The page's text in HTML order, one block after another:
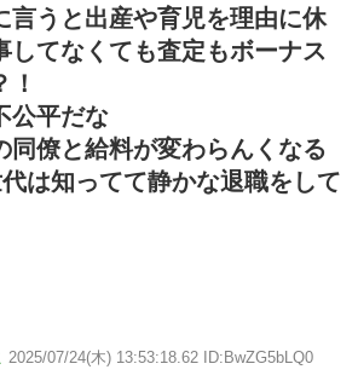
言うと出産や育児を理由に休
してなくても査定もボーナス
公平だな
同僚と給料が変わらんくなる
は知ってて静かな退職をして
2025/07/24(木) 13:53:18.62 ID:BwZG5bLQ0